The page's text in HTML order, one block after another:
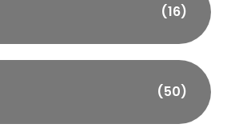
(16)
(50)